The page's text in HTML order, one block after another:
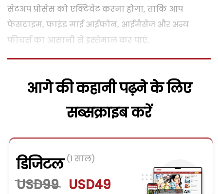
सेटअप प्रोसेस को एक्टिवेट करना होगा, ताकि आप
फेसटाइम, फाइंड माई आईफोन, आईमैसेज और अन्य
फीचर्स का आसानी से इस्तेमाल कर पाएं.
आगे की कहानी पढ़ने के लिए
सब्सक्राइब करें
डिजिटल (1 साल)
USD99 USD49